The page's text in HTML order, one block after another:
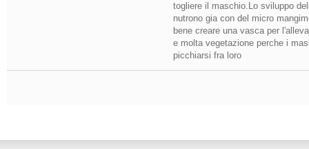
togliere il maschio.Lo sviluppo
nutrono gia con del micro
bene creare una vasca per
e molta vegetazione perche i
picchiarsi fra loro